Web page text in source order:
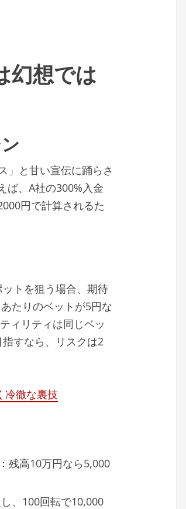
幻想では
」と甘い宣伝に踊らさ
ば、A社の300%入金
円で計算されるた
トを狙う場合、期待
たりのベットが5円な
ィリティは同じベッ
すなら、リスクは2
冷徹な裏技
残高10万円なら5,000
、100回転で10,000